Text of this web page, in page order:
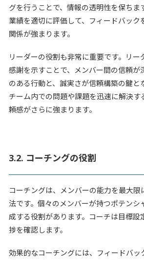
グを行うことで、情報の透明性を保ちま
業績を適切に評価して、フィードバック
関係が強まります。
リーダーの役割も非常に重要です。リー
感謝を示すことで、メンバー間の信頼が
のある行動と、誠実さが信頼構築の鍵と
チーム内での問題や課題を迅速に解決す
頼感がさらに強まります。
3.2. コーチングの役割
コーチングは、メンバーの能力を最大限
法です。個々のメンバーが持つポテンシ
成する役割があります。コーチは目標設
捗を確認します。
効果的なコーチングには、フィードバッ